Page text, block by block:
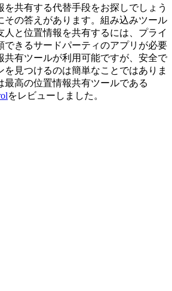
を共有する代替手段をお探しでしょう
その答えがあります。組み込みツール
人と位置情報を共有するには、プライ
できるサードパーティのアプリが必要
共有ツールが利用可能ですが、安全で
を見つけるのは簡単なことではありま
最高の位置情報共有ツールである
をレビューしました。